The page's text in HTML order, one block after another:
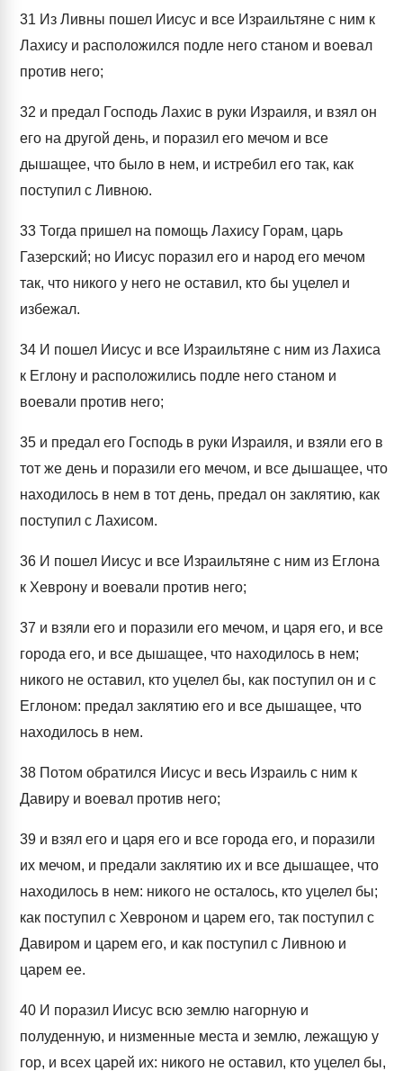
31 Из Ливны пошел Иисус и все Израильтяне с ним к
Лахису и расположился подле него станом и воевал
против него;
32 и предал Господь Лахис в руки Израиля, и взял он
его на другой день, и поразил его мечом и все
дышащее, что было в нем, и истребил его так, как
поступил с Ливною.
33 Тогда пришел на помощь Лахису Горам, царь
Газерский; но Иисус поразил его и народ его мечом
так, что никого у него не оставил, кто бы уцелел и
избежал.
34 И пошел Иисус и все Израильтяне с ним из Лахиса
к Еглону и расположились подле него станом и
воевали против него;
35 и предал его Господь в руки Израиля, и взяли его в
тот же день и поразили его мечом, и все дышащее, что
находилось в нем в тот день, предал он заклятию, как
поступил с Лахисом.
36 И пошел Иисус и все Израильтяне с ним из Еглона
к Хеврону и воевали против него;
37 и взяли его и поразили его мечом, и царя его, и все
города его, и все дышащее, что находилось в нем;
никого не оставил, кто уцелел бы, как поступил он и с
Еглоном: предал заклятию его и все дышащее, что
находилось в нем.
38 Потом обратился Иисус и весь Израиль с ним к
Давиру и воевал против него;
39 и взял его и царя его и все города его, и поразили
их мечом, и предали заклятию их и все дышащее, что
находилось в нем: никого не осталось, кто уцелел бы;
как поступил с Хевроном и царем его, так поступил с
Давиром и царем его, и как поступил с Ливною и
царем ее.
40 И поразил Иисус всю землю нагорную и
полуденную, и низменные места и землю, лежащую у
гор, и всех царей их: никого не оставил, кто уцелел бы,